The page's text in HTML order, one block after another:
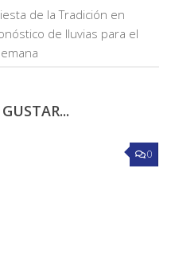
de la Tradición en
de lluvias para el
0